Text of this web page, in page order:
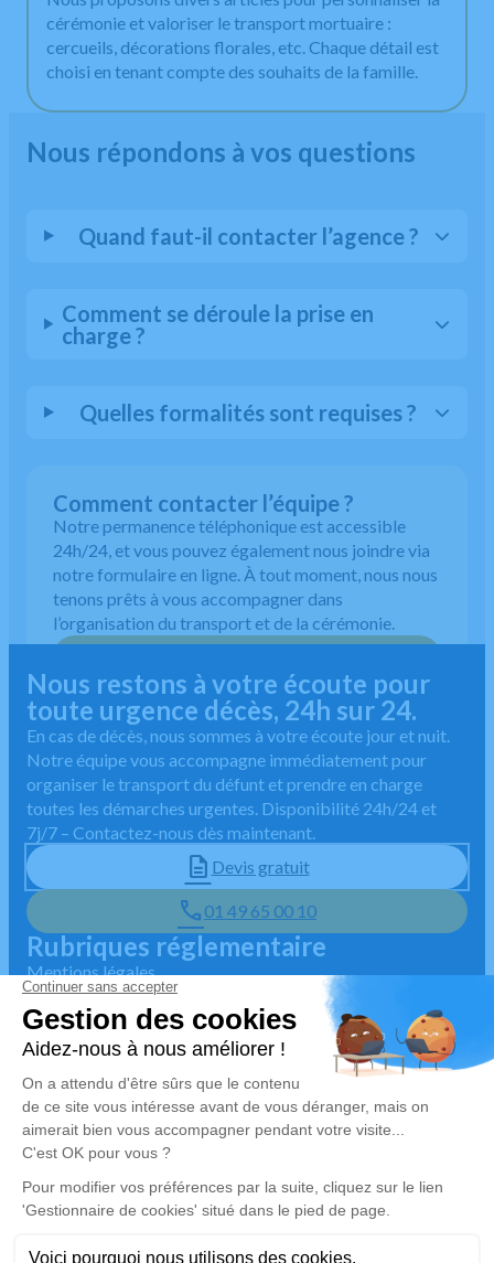
cérémonie et valoriser le transport mortuaire :
cercueils, décorations florales, etc. Chaque détail est
choisi en tenant compte des souhaits de la famille.
Nous répondons à vos questions
Quand faut-il contacter l’agence ?
Comment se déroule la prise en
charge ?
Quelles formalités sont requises ?
Comment contacter l’équipe ?
Notre permanence téléphonique est accessible
24h/24, et vous pouvez également nous joindre via
notre formulaire en ligne. À tout moment, nous nous
tenons prêts à vous accompagner dans
l’organisation du transport et de la cérémonie.
Nous restons à votre écoute pour
toute urgence décès, 24h sur 24.
En cas de décès, nous sommes à votre écoute jour et nuit.
Notre équipe vous accompagne immédiatement pour
organiser le transport du défunt et prendre en charge
toutes les démarches urgentes. Disponibilité 24h/24 et
7j/7 – Contactez-nous dès maintenant.
Devis gratuit
01 49 65 00 10
Rubriques réglementaire
Mentions légales
Politique de traitement des données personnelles
Politique d'utilisation des cookies
Gestionnaire de cookies
5/5 sur Google